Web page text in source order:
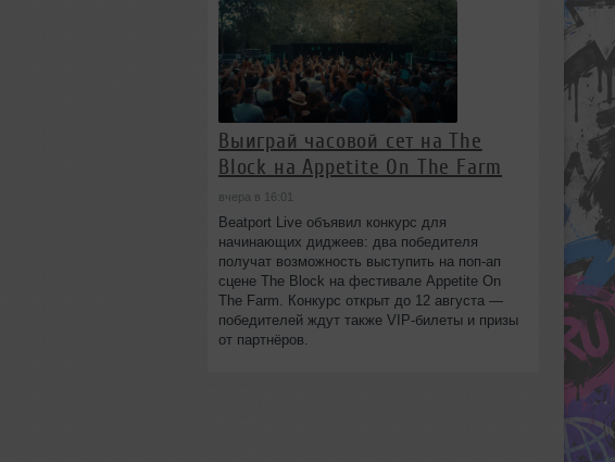
Выиграй часовой сет на The
Block на Appetite On The Farm
вчера в 16:01
Beatport Live объявил конкурс для
начинающих диджеев: два победителя
получат возможность выступить на поп‑ап
сцене The Block на фестивале Appetite On
The Farm. Конкурс открыт до 12 августа —
победителей ждут также VIP‑билеты и призы
от партнёров.